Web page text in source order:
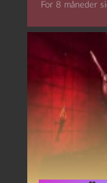
For 8 måneder